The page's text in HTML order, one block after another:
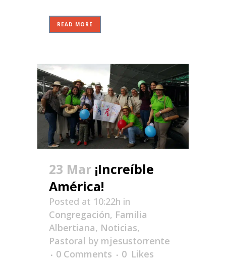
READ MORE
23 Mar ¡Increíble
América!
Posted at 10:22h in
Congregación, Familia
Albertiana, Noticias,
Pastoral by mjesustorrente
0 Comments
0 Likes